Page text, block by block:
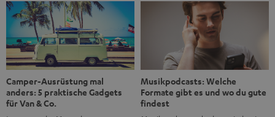
1956 begleitet das Magazin Jugendliche durch Rock und
Pop, kleine Schwärmereien und große Fragen. Zum 70.
Jubiläum werfen wir einen Blick zurück. Vom Filmheft zur
Jugendmarke: Wie die BRAVO ihren Ton fand Als die […]
Camper-Ausrüstung mal
anders: 5 praktische Gadgets
für Van & Co.
Musikpodcasts: Welche
Formate gibt es und wo du gute
findest